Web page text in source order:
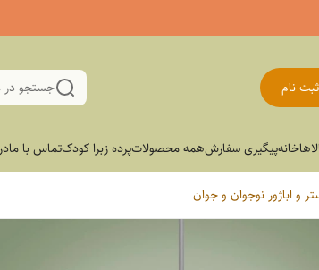
نام جستجو
خانهپیگیری سفارشهمه محصولاتپرده زبرا کودکتماس با ما
و اباژور نوجوان و جوان